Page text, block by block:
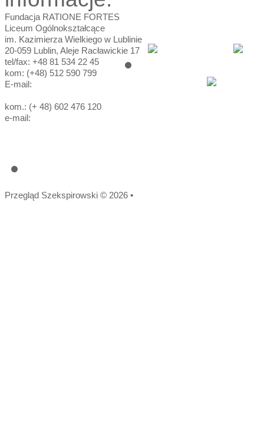
Fundacja RATIONE FORTES
Liceum Ogólnokształcące
im. Kazimierza Wielkiego w Lublinie
20-059 Lublin, Aleje Racławickie 17
tel/fax: +48 81 534 22 45
kom: (+48) 512 590 799
E-mail:
kom.: (+ 48) 602 476 120
e-mail:
Przegląd Szekspirowski © 2026 •